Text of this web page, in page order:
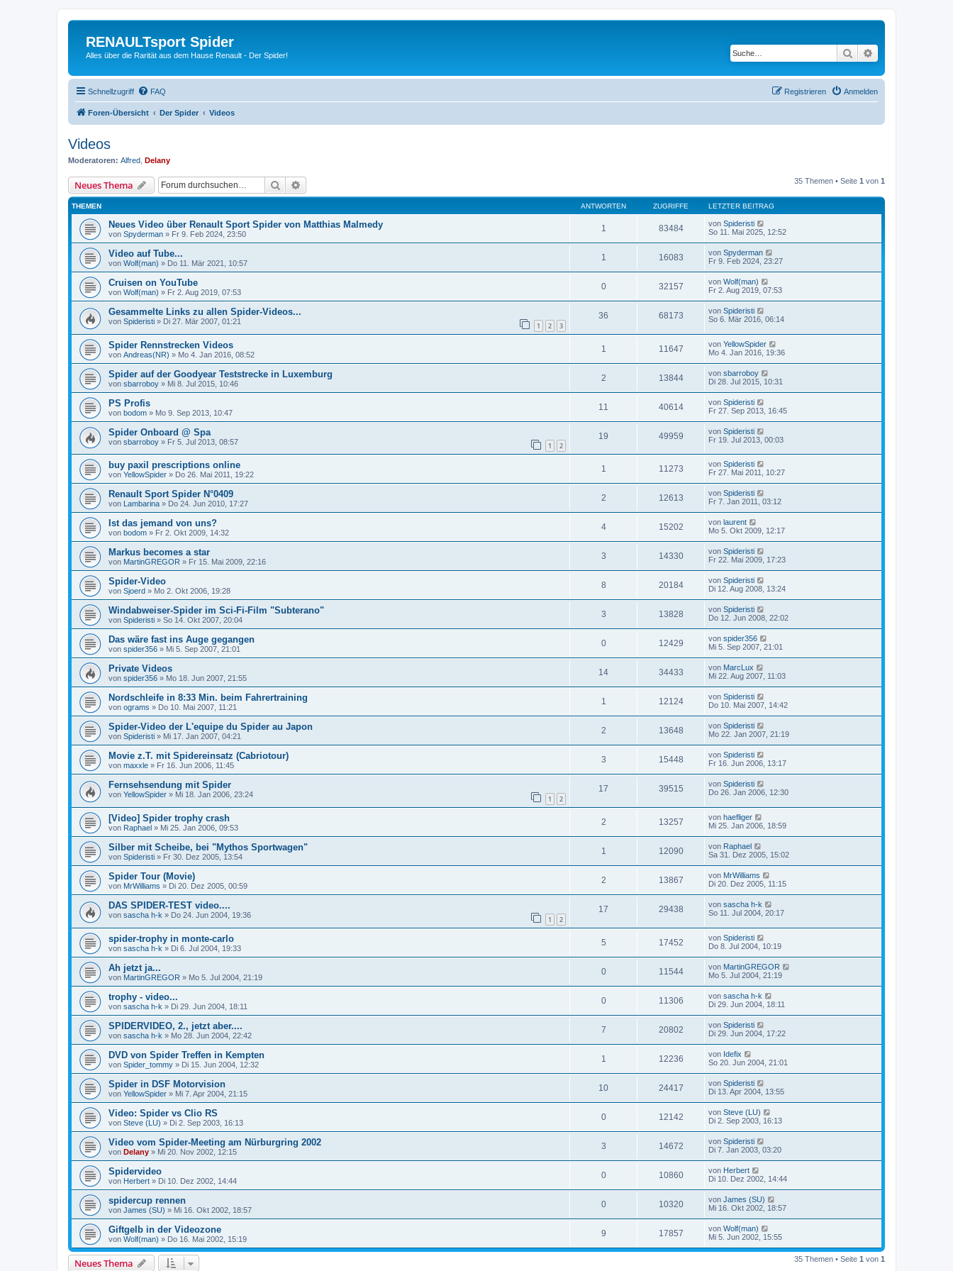
RENAULTsport Spider
Alles über die Rarität aus dem Hause Renault - Der Spider! Suche
Schnellzugriff FAQ Anmelden
Registrieren
Foren-Übersicht Der Spider Videos
Videos
Moderatoren: Alfred Delany
Neues Thema Suche 35 Themen • Seite 1 von 1
THEMEN ANTWORTEN ZUGRIFFE LETZTER BEITRAG
Neues Video über Renault Sport Spider von Matthias Malmedy
von Spyderman » Fr 9. Feb 2024, 23:50
1 83484 von Spideristi
So 11. Mai 2025, 12:52
Video auf Tube...
von Wolf(man) » Do 11. Mär 2021, 10:57
1 16083 von Spyderman
Fr 9. Feb 2024, 23:27
Cruisen on YouTube
von Wolf(man) » Fr 2. Aug 2019, 07:53
0 32157 von Wolf(man)
Fr 2. Aug 2019, 07:53
Gesammelte Links zu allen Spider-Videos...
von Spideristi » Di 27. Mär 2007, 01:21 1 2 3
36 68173 von Spideristi
So 6. Mär 2016, 06:14
Spider Rennstrecken Videos
von Andreas(NR) » Mo 4. Jan 2016, 08:52
1 11647 von YellowSpider
Mo 4. Jan 2016, 19:36
Spider auf der Goodyear Teststrecke in Luxemburg
von sbarroboy » Mi 8. Jul 2015, 10:46
2 13844 von sbarroboy
Di 28. Jul 2015, 10:31
PS Profis
von bodom » Mo 9. Sep 2013, 10:47
11 40614 von Spideristi
Fr 27. Sep 2013, 16:45
Spider Onboard @ Spa
von sbarroboy » Fr 5. Jul 2013, 08:57 1 2
19 49959 von Spideristi
Fr 19. Jul 2013, 00:03
buy paxil prescriptions online
von YellowSpider » Do 26. Mai 2011, 19:22
1 11273 von Spideristi
Fr 27. Mai 2011, 10:27
Renault Sport Spider N°0409
von Lambarina » Do 24. Jun 2010, 17:27
2 12613 von Spideristi
Fr 7. Jan 2011, 03:12
Ist das jemand von uns?
von bodom » Fr 2. Okt 2009, 14:32
4 15202 von laurent
Mo 5. Okt 2009, 12:17
Markus becomes a star
von MartinGREGOR » Fr 15. Mai 2009, 22:16
3 14330 von Spideristi
Fr 22. Mai 2009, 17:23
Spider-Video
von Sjoerd » Mo 2. Okt 2006, 19:28
8 20184 von Spideristi
Di 12. Aug 2008, 13:24
Windabweiser-Spider im Sci-Fi-Film "Subterano"
von Spideristi » So 14. Okt 2007, 20:04
3 13828 von Spideristi
Do 12. Jun 2008, 22:02
Das wäre fast ins Auge gegangen
von spider356 » Mi 5. Sep 2007, 21:01
0 12429 von spider356
Mi 5. Sep 2007, 21:01
Private Videos
von spider356 » Mo 18. Jun 2007, 21:55
14 34433 von MarcLux
Mi 22. Aug 2007, 11:03
Nordschleife in 8:33 Min. beim Fahrertraining
von ograms » Do 10. Mai 2007, 11:21
1 12124 von Spideristi
Do 10. Mai 2007, 14:42
Spider-Video der L'equipe du Spider au Japon
von Spideristi » Mi 17. Jan 2007, 04:21
2 13648 von Spideristi
Mo 22. Jan 2007, 21:19
Movie z.T. mit Spidereinsatz (Cabriotour)
von maxxle » Fr 16. Jun 2006, 11:45
3 15448 von Spideristi
Fr 16. Jun 2006, 13:17
Fernsehsendung mit Spider
von YellowSpider » Mi 18. Jan 2006, 23:24 1 2
17 39515 von Spideristi
Do 26. Jan 2006, 12:30
[Video] Spider trophy crash
von Raphael » Mi 25. Jan 2006, 09:53
2 13257 von haefliger
Mi 25. Jan 2006, 18:59
Silber mit Scheibe, bei "Mythos Sportwagen"
von Spideristi » Fr 30. Dez 2005, 13:54
1 12090 von Raphael
Sa 31. Dez 2005, 15:02
Spider Tour (Movie)
von MrWilliams » Di 20. Dez 2005, 00:59
2 13867 von MrWilliams
Di 20. Dez 2005, 11:15
DAS SPIDER-TEST video....
von sascha h-k » Do 24. Jun 2004, 19:36 1 2
17 29438 von sascha h-k
So 11. Jul 2004, 20:17
spider-trophy in monte-carlo
von sascha h-k » Di 6. Jul 2004, 19:33
5 17452 von Spideristi
Do 8. Jul 2004, 10:19
Ah jetzt ja...
von MartinGREGOR » Mo 5. Jul 2004, 21:19
0 11544 von MartinGREGOR
Mo 5. Jul 2004, 21:19
trophy - video...
von sascha h-k » Di 29. Jun 2004, 18:11
0 11306 von sascha h-k
Di 29. Jun 2004, 18:11
SPIDERVIDEO, 2., jetzt aber....
von sascha h-k » Mo 28. Jun 2004, 22:42
7 20802 von Spideristi
Di 29. Jun 2004, 17:22
DVD von Spider Treffen in Kempten
von Spider_tommy » Di 15. Jun 2004, 12:32
1 12236 von Idefix
So 20. Jun 2004, 21:01
Spider in DSF Motorvision
von YellowSpider » Mi 7. Apr 2004, 21:15
10 24417 von Spideristi
Di 13. Apr 2004, 13:55
Video: Spider vs Clio RS
von Steve (LU) » Di 2. Sep 2003, 16:13
0 12142 von Steve (LU)
Di 2. Sep 2003, 16:13
Video vom Spider-Meeting am Nürburgring 2002
von Delany » Mi 20. Nov 2002, 12:15
3 14672 von Spideristi
Di 7. Jan 2003, 03:20
Spidervideo
von Herbert » Di 10. Dez 2002, 14:44
0 10860 von Herbert
Di 10. Dez 2002, 14:44
spidercup rennen
von James (SU) » Mi 16. Okt 2002, 18:57
0 10320 von James (SU)
Mi 16. Okt 2002, 18:57
Giftgelb in der Videozone
von Wolf(man) » Do 16. Mai 2002, 15:19
9 17857 von Wolf(man)
Mi 5. Jun 2002, 15:55
Neues Thema 35 Themen • Seite 1 von 1